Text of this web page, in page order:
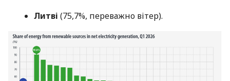
Литві (75,7%, переважно вітер).